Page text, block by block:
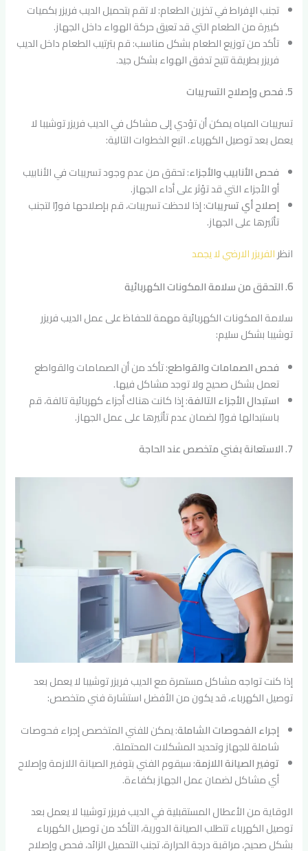
تجنب الإفراط في تخزين الطعام: لا تقم بتحميل الديب فريزر بكميات
كبيرة من الطعام التي قد تعيق حركة الهواء داخل الجهاز.
تأكد من توزيع الطعام بشكل مناسب: قم بترتيب الطعام داخل الديب
فريزر بطريقة تتيح تدفق الهواء بشكل جيد.
5. فحص وإصلاح التسريبات
تسريبات المياه يمكن أن تؤدي إلى مشاكل في الديب فريزر توشيبا لا
يعمل بعد توصيل الكهرباء. اتبع الخطوات التالية:
فحص الأنابيب والأجزاء: تحقق من عدم وجود تسريبات في الأنابيب
أو الأجزاء التي قد تؤثر على أداء الجهاز.
إصلاح أي تسريبات: إذا لاحظت تسريبات، قم بإصلاحها فورًا لتجنب
تأثيرها على الجهاز.
انظرالفريزر الارضي لا يجمد
6. التحقق من سلامة المكونات الكهربائية
سلامة المكونات الكهربائية مهمة للحفاظ على عمل الديب فريزر
توشيبا بشكل سليم:
فحص الصمامات والقواطع: تأكد من أن الصمامات والقواطع
تعمل بشكل صحيح ولا توجد مشاكل فيها.
استبدال الأجزاء التالفة: إذا كانت هناك أجزاء كهربائية تالفة، قم
باستبدالها فورًا لضمان عدم تأثيرها على عمل الجهاز.
7. الاستعانة بفني متخصص عند الحاجة
إذا كنت تواجه مشاكل مستمرة مع الديب فريزر توشيبا لا يعمل بعد
توصيل الكهرباء، قد يكون من الأفضل استشارة فني متخصص:
إجراء الفحوصات الشاملة: يمكن للفني المتخصص إجراء فحوصات
شاملة للجهاز وتحديد المشكلات المحتملة.
توفير الصيانة اللازمة: سيقوم الفني بتوفير الصيانة اللازمة وإصلاح
أي مشاكل لضمان عمل الجهاز بكفاءة.
الوقاية من الأعطال المستقبلية في الديب فريزر توشيبا لا يعمل بعد
توصيل الكهرباء تتطلب الصيانة الدورية، التأكد من توصيل الكهرباء
بشكل صحيح، مراقبة درجة الحرارة، تجنب التحميل الزائد، فحص وإصلاح